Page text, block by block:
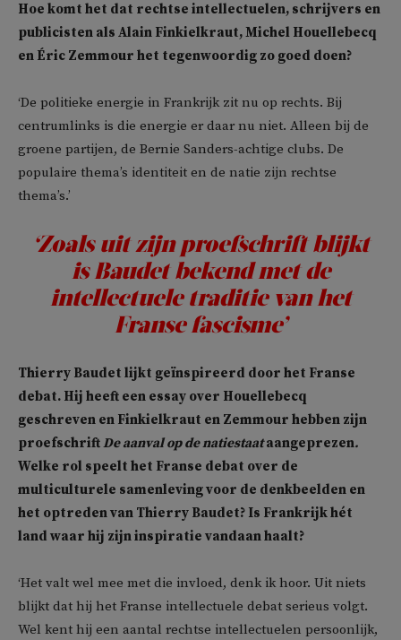
Hoe komt het dat rechtse intellectuelen, schrijvers en
publicisten als Alain Finkielkraut, Michel Houellebecq
en Éric Zemmour het tegenwoordig zo goed doen?
‘De politieke energie in Frankrijk zit nu op rechts. Bij
centrumlinks is die energie er daar nu niet. Alleen bij de
groene partijen, de Bernie Sanders-achtige clubs. De
populaire thema’s identiteit en de natie zijn rechtse
thema’s.’
‘Zoals uit zijn proefschrift blijkt
is Baudet bekend met de
intellectuele traditie van het
Franse fascisme’
Thierry Baudet lijkt geïnspireerd door het Franse
debat. Hij heeft een essay over Houellebecq
geschreven en Finkielkraut en Zemmour hebben zijn
proefschriftDe aanval op de natiestaataangeprezen.
Welke rol speelt het Franse debat over de
multiculturele samenleving voor de denkbeelden en
het optreden van Thierry Baudet? Is Frankrijk hét
land waar hij zijn inspiratie vandaan haalt?
‘Het valt wel mee met die invloed, denk ik hoor. Uit niets
blijkt dat hij het Franse intellectuele debat serieus volgt.
Wel kent hij een aantal rechtse intellectuelen persoonlijk,